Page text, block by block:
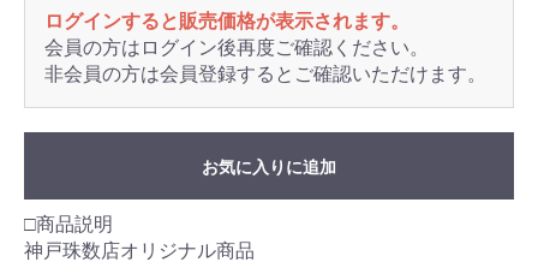
ログインすると販売価格が表示されます。
会員の方はログイン後再度ご確認ください。
非会員の方は会員登録するとご確認いただけます。
お気に入りに追加
□商品説明
神戸珠数店オリジナル商品